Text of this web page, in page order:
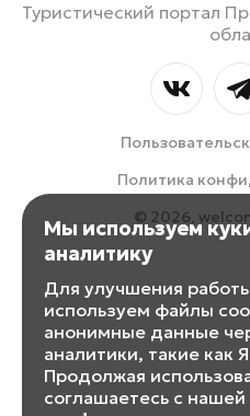
Туристический портал
Политика
© 2026,
Мы используем
аналитику
Для улучшения
используем файлы
анонимные данные
аналитики, такие как
Продолжая
соглашаетесь с нашей